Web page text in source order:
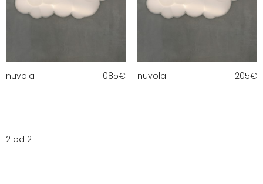
nuvola 1.085€ nuvola 1.205€
2 od 2